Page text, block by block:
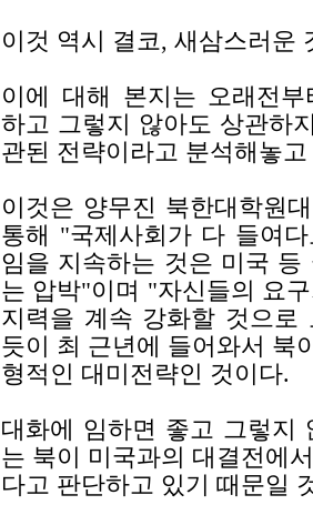
이것 역시 결코, 새삼스러운
이에 대해 본지는 오래전
하고 그렇지 않아도 상관하
관된 전략이라고 분석해놓
이것은 양무진 북한대학원
통해 "국제사회가 다 들여
임을 지속하는 것은 미국
는 압박"이며 "자신들의 요
지력을 계속 강화할 것으로
듯이 최 근년에 들어와서 북
형적인 대미전략인 것이다.
대화에 임하면 좋고 그렇지
는 북이 미국과의 대결전에
다고 판단하고 있기 때문일